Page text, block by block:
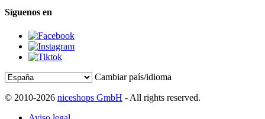
Síguenos en
Cambiar país/idioma
© 2010-2026 niceshops GmbH - All rights reserved.